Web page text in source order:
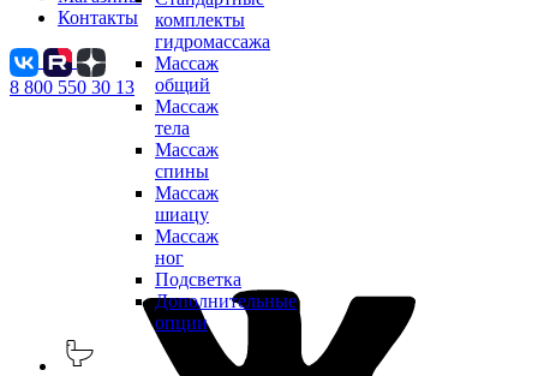
комплекты
гидромассажа
Массаж
общий
Массаж
тела
Массаж
спины
Массаж
шиацу
Массаж
ног
Подсветка
Дополнительные
опции
Контакты
8 800 550 30 13